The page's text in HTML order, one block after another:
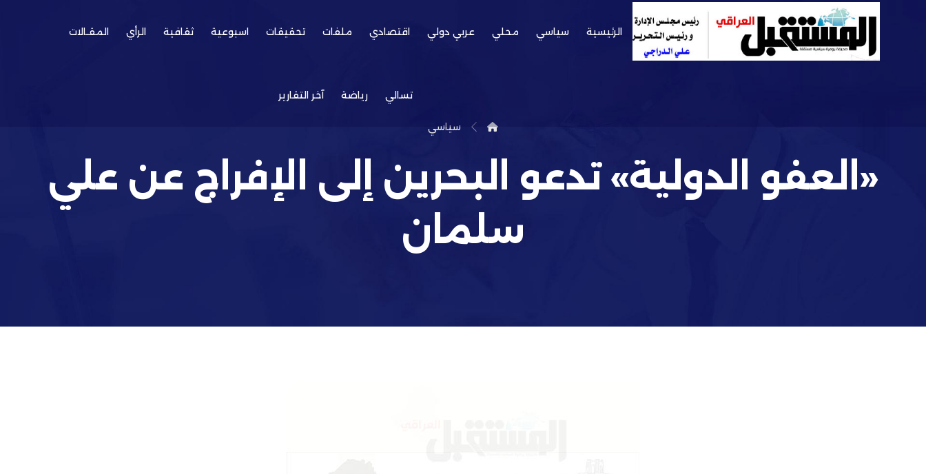
الرئيسية سياسي محلي عربي دولي اقتصادي ملفات تحقيقات اسبوعية ثقافية الرأي المقـالات
تسالي رياضة آخر التقارير
سياسي
«العفو الدولية» تدعو البحرين إلى الإفراج عن علي
سلمان